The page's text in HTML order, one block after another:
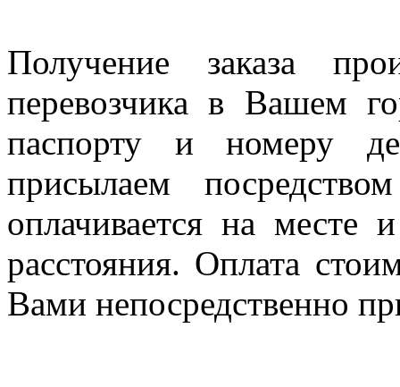
Получение заказа
перевозчика в Вашем
паспорту и номеру
присылаем
оплачивается на месте
расстояния. Оплата
Вами непосредственно